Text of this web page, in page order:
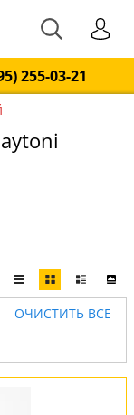
255-03-21
ОЧИСТИТЬ ВСЕ